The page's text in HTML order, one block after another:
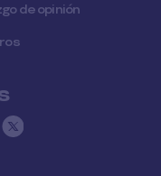
de opinión